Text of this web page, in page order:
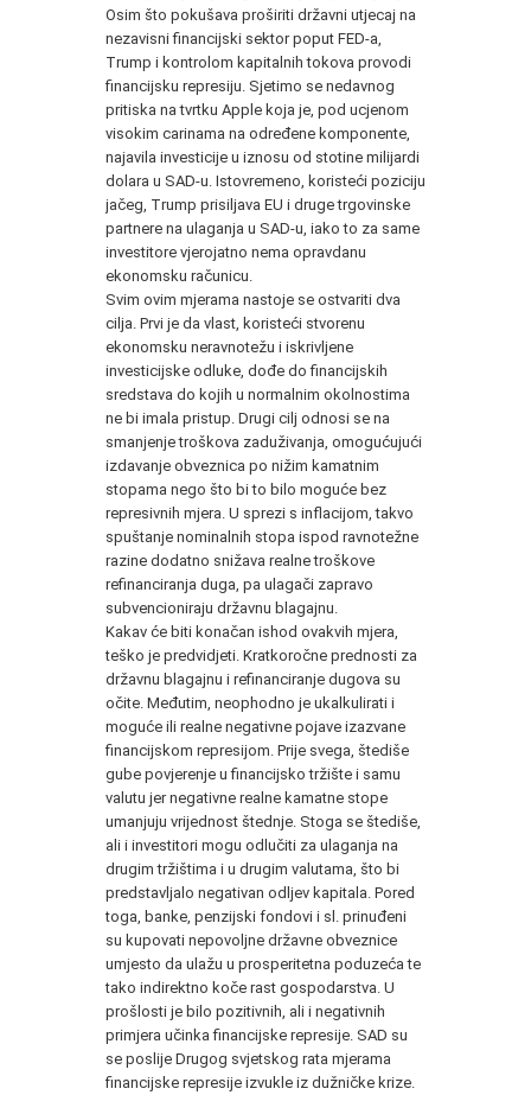
Osim što pokušava proširiti državni utjecaj na
nezavisni financijski sektor poput FED-a,
Trump i kontrolom kapitalnih tokova provodi
financijsku represiju. Sjetimo se nedavnog
pritiska na tvrtku Apple koja je, pod ucjenom
visokim carinama na određene komponente,
najavila investicije u iznosu od stotine milijardi
dolara u SAD-u. Istovremeno, koristeći poziciju
jačeg, Trump prisiljava EU i druge trgovinske
partnere na ulaganja u SAD-u, iako to za same
investitore vjerojatno nema opravdanu
ekonomsku računicu.
Svim ovim mjerama nastoje se ostvariti dva
cilja. Prvi je da vlast, koristeći stvorenu
ekonomsku neravnotežu i iskrivljene
investicijske odluke, dođe do financijskih
sredstava do kojih u normalnim okolnostima
ne bi imala pristup. Drugi cilj odnosi se na
smanjenje troškova zaduživanja, omogućujući
izdavanje obveznica po nižim kamatnim
stopama nego što bi to bilo moguće bez
represivnih mjera. U sprezi s inflacijom, takvo
spuštanje nominalnih stopa ispod ravnotežne
razine dodatno snižava realne troškove
refinanciranja duga, pa ulagači zapravo
subvencioniraju državnu blagajnu.
Kakav će biti konačan ishod ovakvih mjera,
teško je predvidjeti. Kratkoročne prednosti za
državnu blagajnu i refinanciranje dugova su
očite. Međutim, neophodno je ukalkulirati i
moguće ili realne negativne pojave izazvane
financijskom represijom. Prije svega, štediše
gube povjerenje u financijsko tržište i samu
valutu jer negativne realne kamatne stope
umanjuju vrijednost štednje. Stoga se štediše,
ali i investitori mogu odlučiti za ulaganja na
drugim tržištima i u drugim valutama, što bi
predstavljalo negativan odljev kapitala. Pored
toga, banke, penzijski fondovi i sl. prinuđeni
su kupovati nepovoljne državne obveznice
umjesto da ulažu u prosperitetna poduzeća te
tako indirektno koče rast gospodarstva. U
prošlosti je bilo pozitivnih, ali i negativnih
primjera učinka financijske represije. SAD su
se poslije Drugog svjetskog rata mjerama
financijske represije izvukle iz dužničke krize.